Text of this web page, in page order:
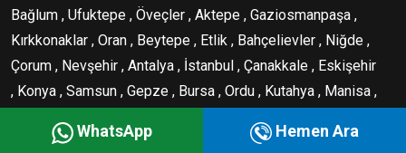
Bağlum , Ufuktepe , Öveçler , Aktepe , Gaziosmanpaşa ,
Kırkkonaklar , Oran , Beytepe , Etlik , Bahçelievler , Niğde ,
Çorum , Nevşehir , Antalya , İstanbul , Çanakkale , Eskişehir
, Konya , Samsun , Gepze , Bursa , Ordu , Kutahya , Manisa ,
WhatsApp Hemen Ara